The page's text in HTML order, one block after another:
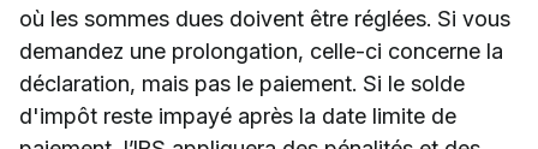
où les sommes dues doivent être réglées. Si vous
demandez une prolongation, celle-ci concerne la
déclaration, mais pas le paiement. Si le solde
d'impôt reste impayé après la date limite de